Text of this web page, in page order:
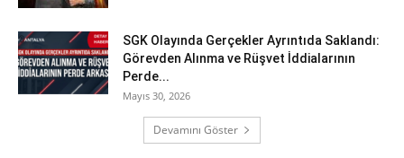
SGK Olayında Gerçekler Ayrıntıda Saklandı:
Görevden Alınma ve Rüşvet İddialarının
Perde...
Mayıs 30, 2026
Devamını Göster